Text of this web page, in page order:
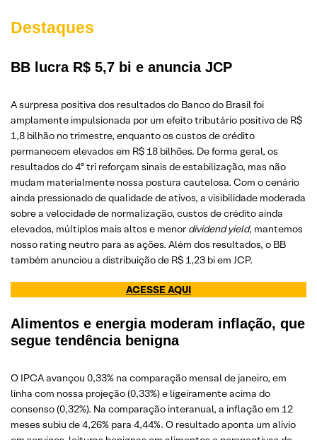
Destaques
BB lucra R$ 5,7 bi e anuncia JCP
A surpresa positiva dos resultados do Banco do Brasil foi
amplamente impulsionada por um efeito tributário positivo de R$
1,8 bilhão no trimestre, enquanto os custos de crédito
permanecem elevados em R$ 18 bilhões. De forma geral, os
resultados do 4º tri reforçam sinais de estabilização, mas não
mudam materialmente nossa postura cautelosa. Com o cenário
ainda pressionado de qualidade de ativos, a visibilidade moderada
sobre a velocidade de normalização, custos de crédito ainda
elevados, múltiplos mais altos e menor dividend yield, mantemos
nosso rating neutro para as ações. Além dos resultados, o BB
também anunciou a distribuição de R$ 1,23 bi em JCP.
ACESSE AQUI
Alimentos e energia moderam inflação, que
segue tendência benigna
O IPCA avançou 0,33% na comparação mensal de janeiro, em
linha com nossa projeção (0,33%) e ligeiramente acima do
consenso (0,32%). Na comparação interanual, a inflação em 12
meses subiu de 4,26% para 4,44%. O resultado aponta um alívio